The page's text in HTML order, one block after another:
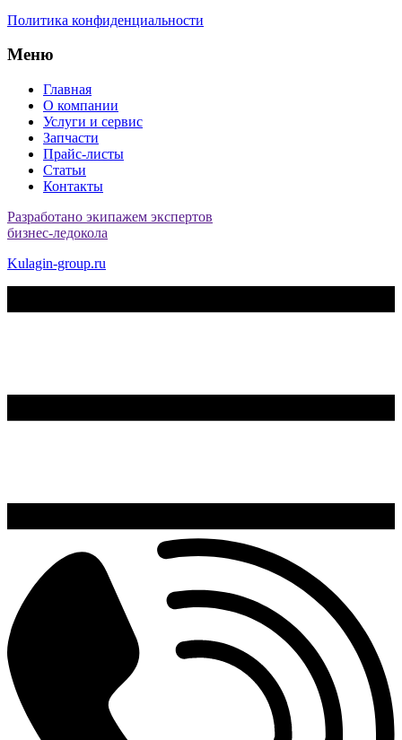
Политика конфиденциальности
Меню
Главная
О компании
Услуги и сервис
Запчасти
Прайс-листы
Статьи
Контакты
Разработано экипажем экспертов
бизнес-ледокола
Kulagin-group.ru